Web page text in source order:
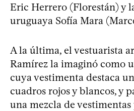
Eric Herrero (Florestán) y
uruguaya Sofía Mara
A la última, el vestuarista
Ramírez la imaginó como
cuya vestimenta destaca
cuadros rojos y blancos, y
una mezcla de